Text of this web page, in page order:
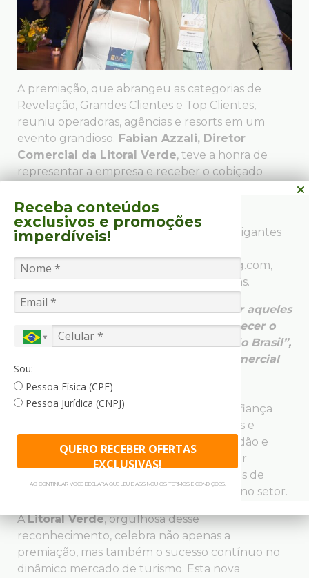
A premiação, que abrangeu as categorias de
Revelação, Grandes Clientes e Top Clientes,
reuniu operadoras, agências e resorts em um
evento grandioso. Fabian Azzali, Diretor
Comercial da Litoral Verde, teve a honra de
representar a empresa e receber o cobiçado
desempenho e dedicação da equipe.
Além da Litoral Verde, outras empresas gigantes
premiadas, como a Azul Viagens, Booking.com,
Zarpo, Expedia, Decolar.com, entre outras.
“Este é o primeiro evento para premiar aqueles
que nos ajudam a vender, para reconhecer o
trabalho de distribuição de Resorts pelo Brasil”,
disse Rodrigo Vaz, Vice-Presidente Comercial
da Resorts Brasil.
Esta conquista alcançada é fruto da confiança
em nós depositada pelos nossos parceiros e
clientes. Expressamos nossa sincera gratidão e
reafirmamos o compromisso de continuar
proporcionando as melhores experiências de
viagem, mantendo-nos como referência no setor.
ALitoral Verde, orgulhosa desse
reconhecimento, celebra não apenas a
premiação, mas também o sucesso contínuo no
dinâmico mercado de turismo. Esta nova
Receba conteúdos
exclusivos e promoções
imperdíveis!
Sou:
Pessoa Física (CPF)
Pessoa Jurídica (CNPJ)
QUERO RECEBER OFERTAS
EXCLUSIVAS!
AO CONTINUAR VOCÊ DECLARA QUE LEU E ASSINOU OS TERMOS E CONDIÇÕES.